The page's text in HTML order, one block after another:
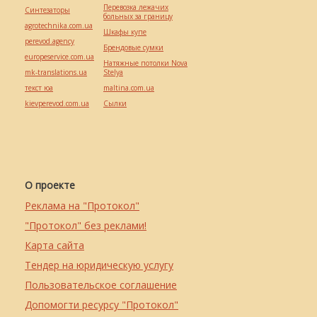
О проекте
Реклама на "Протокол"
"Протокол" без реклами!
Карта сайта
Тендер на юридическую услугу
Пользовательское соглашение
Допомогти ресурсу "Протокол"
Синтезаторы
agrotechnika.com.ua
perevod.agency
europeservice.com.ua
mk-translations.ua
текст юа
kievperevod.com.ua
Перевозка лежачих
больных за границу
Шкафы купе
Брендовые сумки
Натяжные потолки Nova
Stelya
maltina.com.ua
Cылки